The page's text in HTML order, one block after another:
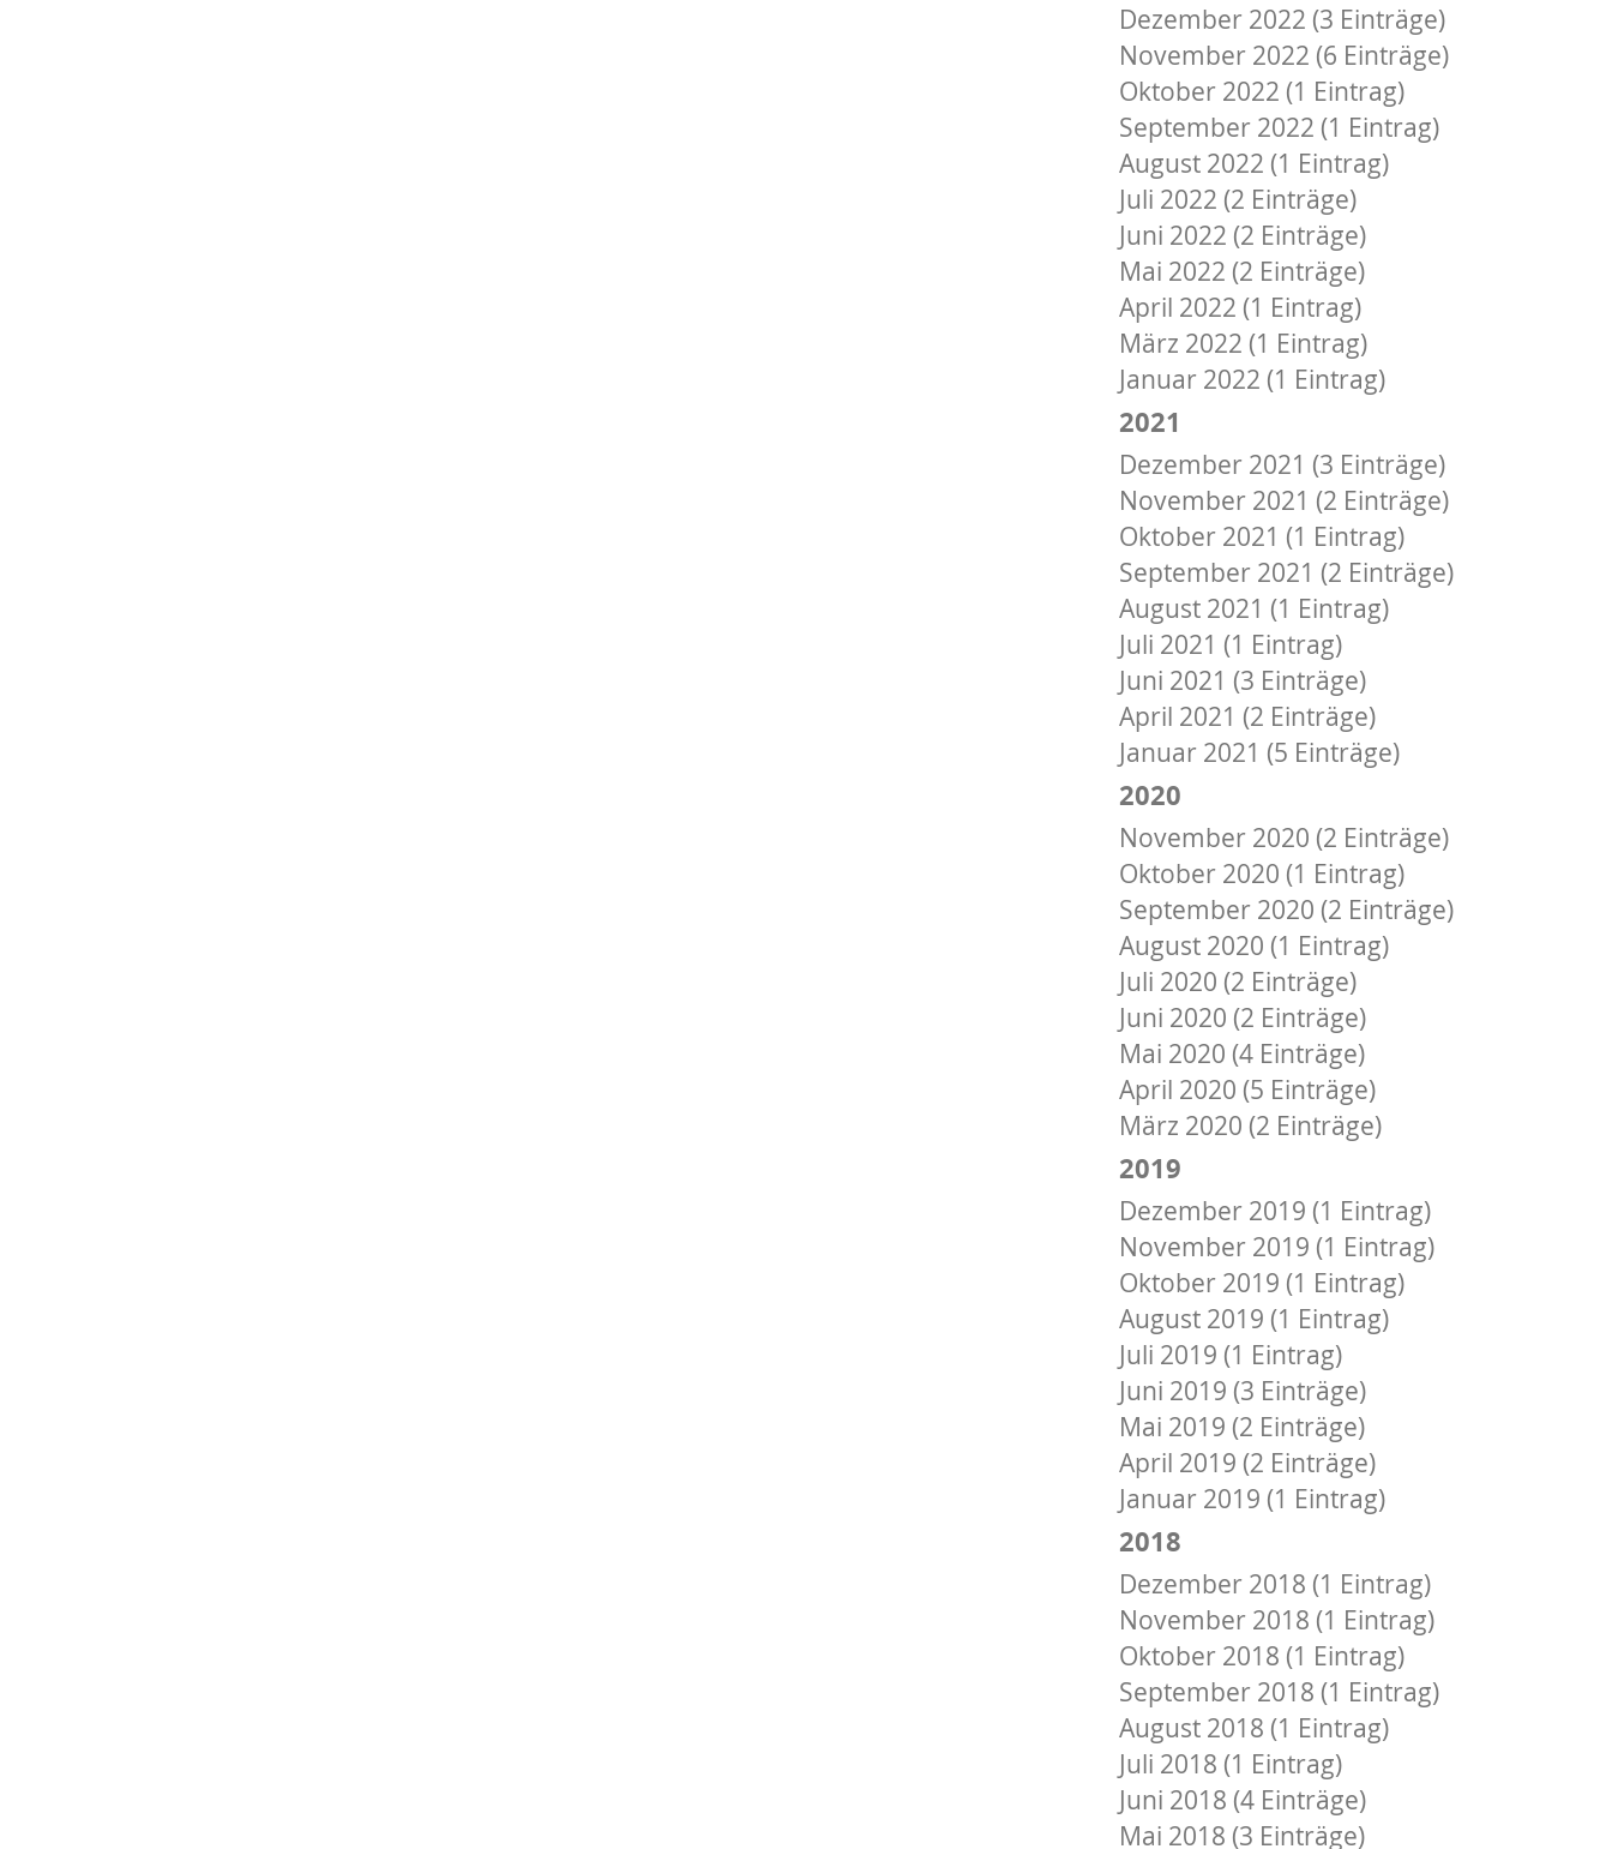
Dezember 2022 (3 Einträge)
November 2022 (6 Einträge)
Oktober 2022 (1 Eintrag)
September 2022 (1 Eintrag)
August 2022 (1 Eintrag)
Juli 2022 (2 Einträge)
Juni 2022 (2 Einträge)
Mai 2022 (2 Einträge)
April 2022 (1 Eintrag)
März 2022 (1 Eintrag)
Januar 2022 (1 Eintrag)
2021
Dezember 2021 (3 Einträge)
November 2021 (2 Einträge)
Oktober 2021 (1 Eintrag)
September 2021 (2 Einträge)
August 2021 (1 Eintrag)
Juli 2021 (1 Eintrag)
Juni 2021 (3 Einträge)
April 2021 (2 Einträge)
Januar 2021 (5 Einträge)
2020
November 2020 (2 Einträge)
Oktober 2020 (1 Eintrag)
September 2020 (2 Einträge)
August 2020 (1 Eintrag)
Juli 2020 (2 Einträge)
Juni 2020 (2 Einträge)
Mai 2020 (4 Einträge)
April 2020 (5 Einträge)
März 2020 (2 Einträge)
2019
Dezember 2019 (1 Eintrag)
November 2019 (1 Eintrag)
Oktober 2019 (1 Eintrag)
August 2019 (1 Eintrag)
Juli 2019 (1 Eintrag)
Juni 2019 (3 Einträge)
Mai 2019 (2 Einträge)
April 2019 (2 Einträge)
Januar 2019 (1 Eintrag)
2018
Dezember 2018 (1 Eintrag)
November 2018 (1 Eintrag)
Oktober 2018 (1 Eintrag)
September 2018 (1 Eintrag)
August 2018 (1 Eintrag)
Juli 2018 (1 Eintrag)
Juni 2018 (4 Einträge)
Mai 2018 (3 Einträge)